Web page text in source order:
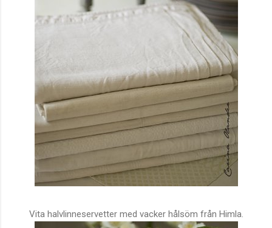
Vita halvlinneservetter med vacker hålsöm från Himla.